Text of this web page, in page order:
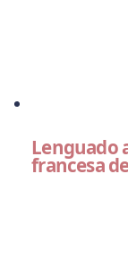
Lenguado
francesa